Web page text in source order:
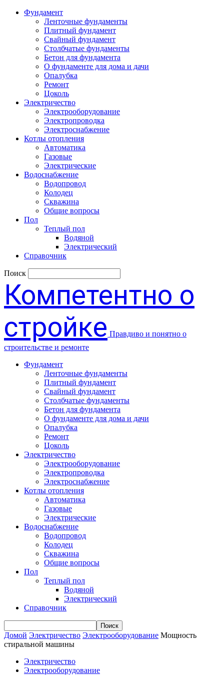
Фундамент
Ленточные фундаменты
Плитный фундамент
Свайный фундамент
Столбчатые фундаменты
Бетон для фундамента
О фундаменте для дома и дачи
Опалубка
Ремонт
Цоколь
Электричество
Электрооборудование
Электропроводка
Электроснабжение
Котлы отопления
Автоматика
Газовые
Электрические
Водоснабжение
Водопровод
Колодец
Скважина
Общие вопросы
Пол
Теплый пол
Водяной
Электрический
Справочник
Поиск
Компетентно о
стройке Правдиво и понятно о
строительстве и ремонте
Фундамент
Ленточные фундаменты
Плитный фундамент
Свайный фундамент
Столбчатые фундаменты
Бетон для фундамента
О фундаменте для дома и дачи
Опалубка
Ремонт
Цоколь
Электричество
Электрооборудование
Электропроводка
Электроснабжение
Котлы отопления
Автоматика
Газовые
Электрические
Водоснабжение
Водопровод
Колодец
Скважина
Общие вопросы
Пол
Теплый пол
Водяной
Электрический
Справочник
Домой Электричество Электрооборудование Мощность
стиральной машины
Электричество
Электрооборудование